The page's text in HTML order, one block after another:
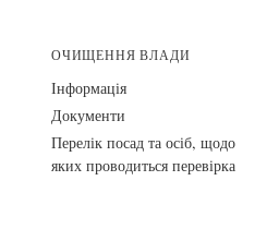
ОЧИЩЕННЯ ВЛАДИ
Інформація
Документи
Перелік посад та осіб, щодо
яких проводиться перевірка